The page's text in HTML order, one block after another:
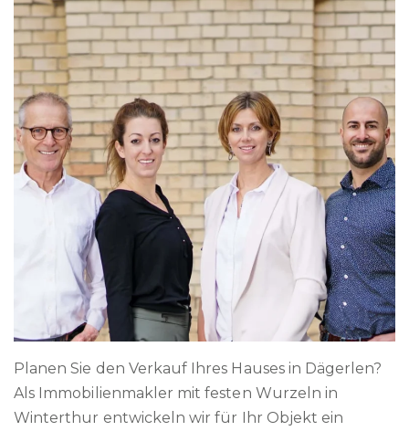
Planen Sie den Verkauf Ihres Hauses in Dägerlen?
Als Immobilienmakler mit festen Wurzeln in
Winterthur entwickeln wir für Ihr Objekt ein